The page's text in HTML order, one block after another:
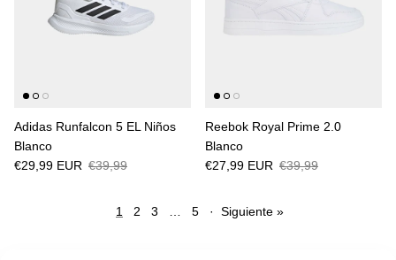
Adidas Runfalcon 5 EL Niños
Blanco
€29,99 EUR €39,99
Reebok Royal Prime 2.0
Blanco
€27,99 EUR €39,99
1 2 3 … 5 · Siguiente »